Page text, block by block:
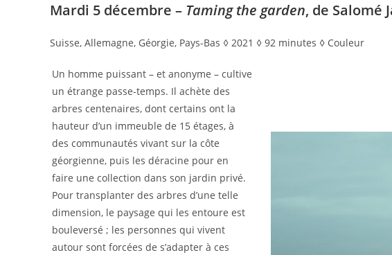
Mardi 5 décembre – Taming the garden, de Salomé
Suisse, Allemagne, Géorgie, Pays-Bas ◊ 2021 ◊ 92 minutes ◊ Couleur
Un homme puissant – et anonyme – cultive
un étrange passe-temps. Il achète des
arbres centenaires, dont certains ont la
hauteur d’un immeuble de 15 étages, à
des communautés vivant sur la côte
géorgienne, puis les déracine pour en
faire une collection dans son jardin privé.
Pour transplanter des arbres d’une telle
dimension, le paysage qui les entoure est
bouleversé ; les personnes qui vivent
autour sont forcées de s’adapter à ces